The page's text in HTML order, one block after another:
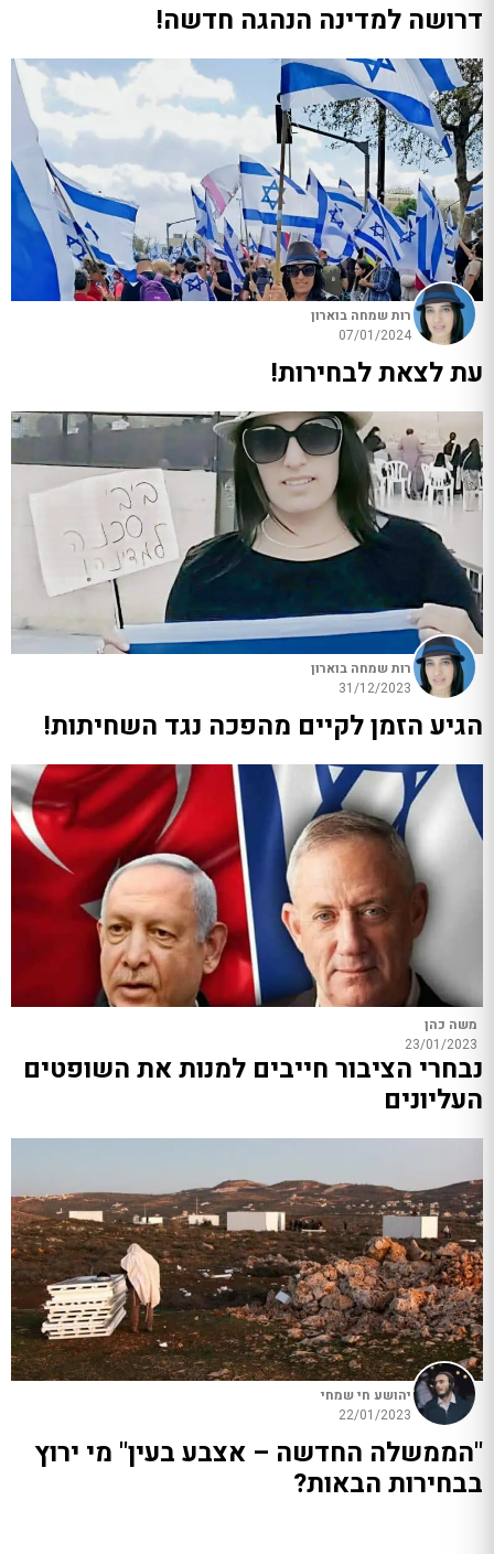
דרושה למדינה הנהגה חדשה!
רות שמחה בוארון
07/01/2024
עת לצאת לבחירות!
רות שמחה בוארון
31/12/2023
הגיע הזמן לקיים מהפכה נגד השחיתות!
משה כהן
23/01/2023
נבחרי הציבור חייבים למנות את השופטים
העליונים
יהושע חי שמחי
22/01/2023
"הממשלה החדשה – אצבע בעין" מי ירוץ
בבחירות הבאות?